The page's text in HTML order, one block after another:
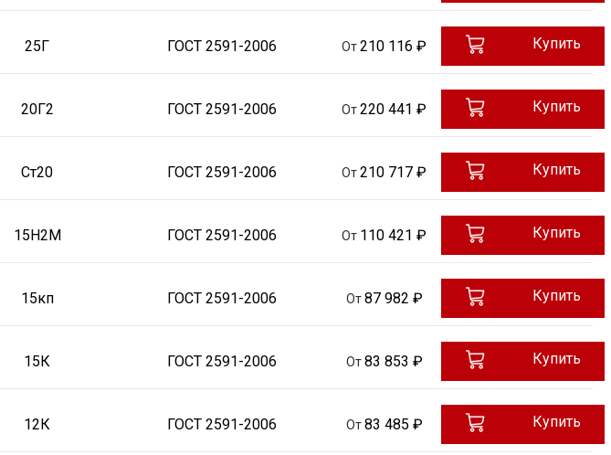
25Г ГОСТ 2591-2006 От 210 116 ₽ Купить
20Г2 ГОСТ 2591-2006 От 220 441 ₽ Купить
Ст20 ГОСТ 2591-2006 От 210 717 ₽ Купить
15Н2М ГОСТ 2591-2006 От 110 421 ₽ Купить
15кп ГОСТ 2591-2006 От87 982 ₽ Купить
15К ГОСТ 2591-2006 От83 853 ₽ Купить
12К ГОСТ 2591-2006 От83 485 ₽ Купить